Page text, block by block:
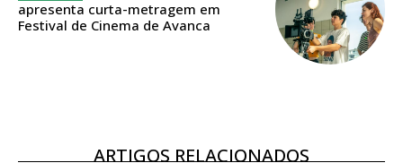
apresenta curta-metragem em
Festival de Cinema de Avanca
ARTIGOS RELACIONADOS